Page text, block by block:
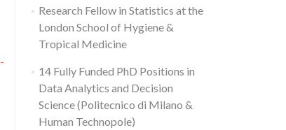
Research Fellow in Statistics at the
London School of Hygiene &
Tropical Medicine
14 Fully Funded PhD Positions in
Data Analytics and Decision
Science (Politecnico di Milano &
Human Technopole)